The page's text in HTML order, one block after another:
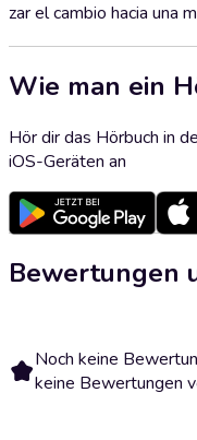
zar el cambio hacia una
Wie man ein
Hör dir das Hörbuch in
iOS-Geräten an
Bewertungen
Noch keine
keine Bewertungen